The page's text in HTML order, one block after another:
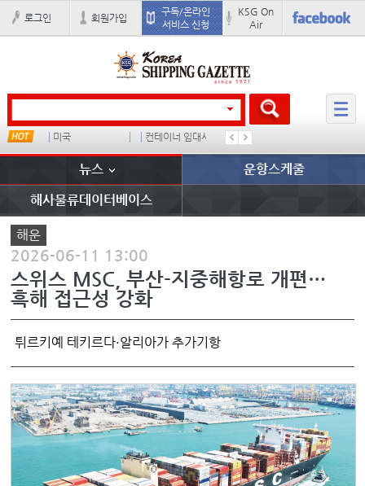
로그인 회원가입
구독/온라인
서비스 신청
KSG On
Air
미국 컨테이너 임대사 배
뉴스 운항스케줄
해사물류데이터베이스
해운
2026-06-11 13:00
스위스 MSC, 부산-지중해항로 개편…
흑해 접근성 강화
튀르키예 테키르다·알리아가 추가기항